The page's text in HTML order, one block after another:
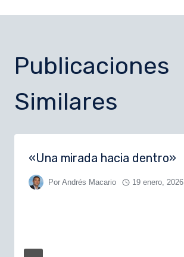
Publicaciones
Similares
«Una mirada hacia dentro»
Por Andrés Macario 19 enero, 2026